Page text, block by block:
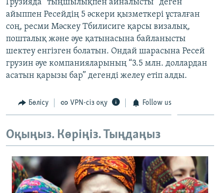
ЖАЗЫЛЫҢЫЗ
Басқа тілдерде
Грузияда “тыңшылықпен айналысты” деген
айыппен Ресейдің 5 әскери қызметкері ұсталған
соң, ресми Мәскеу Тбилисиге қарсы визалық,
пошталық және әуе қатынасына байланысты
шектеу енгізген болатын. Ондай шарасына Ресей
грузин әуе компанияларының “3.5 млн. доллардан
асатын қарызы бар” дегенді желеу етіп алды.
Бөлісу VPN-сіз оқу Follow us
Оқыңыз. Көріңіз. Тыңдаңыз